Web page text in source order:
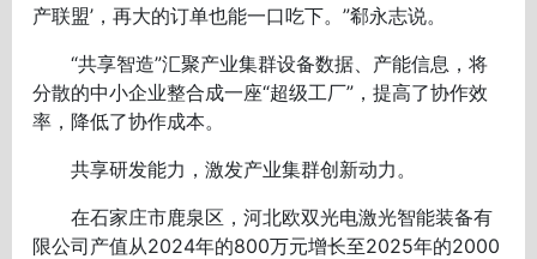
产联盟’，再大的订单也能一口吃下。”郗永志说。
“共享智造”汇聚产业集群设备数据、产能信息，将
分散的中小企业整合成一座“超级工厂”，提高了协作效
率，降低了协作成本。
共享研发能力，激发产业集群创新动力。
在石家庄市鹿泉区，河北欧双光电激光智能装备有
限公司产值从2024年的800万元增长至2025年的2000